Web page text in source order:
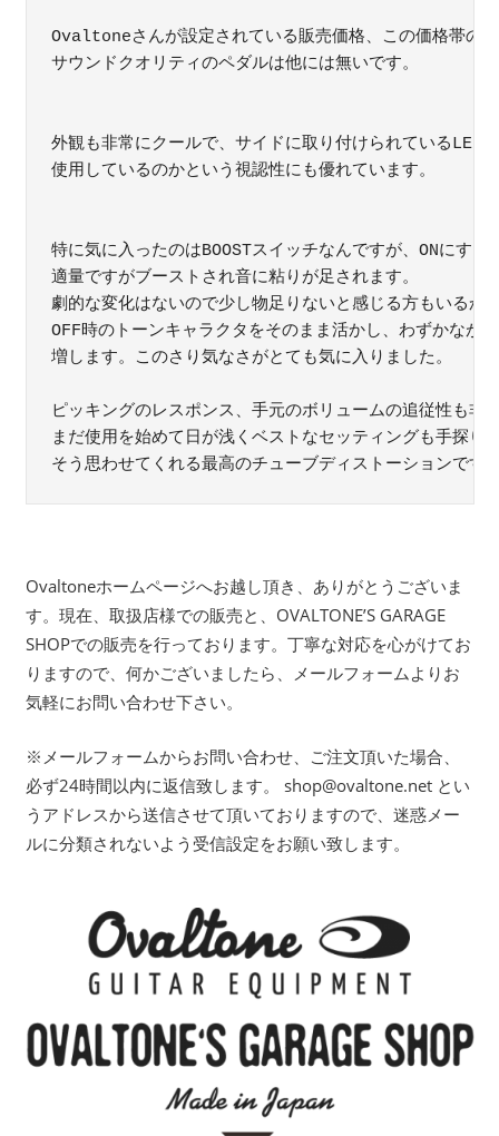
Ovaltoneさんが設定されている販売価格、この価格帯の
サウンドクオリティのペダルは他には無いです。
外観も非常にクールで、サイドに取り付けられているLED
使用しているのかという視認性にも優れています。
特に気に入ったのはBOOSTスイッチなんですが、ONにす
適量ですがブーストされ音に粘りが足されます。
劇的な変化はないので少し物足りないと感じる方もいるか
OFF時のトーンキャラクタをそのまま活かし、わずかなが
増します。このさり気なさがとても気に入りました。
ピッキングのレスポンス、手元のボリュームの追従性も非
まだ使用を始めて日が浅くベストなセッティングも手探り
Ovaltoneホームページへお越し頂き、ありがとうございま
す。現在、取扱店様での販売と、OVALTONE’S GARAGE
SHOPでの販売を行っております。丁寧な対応を心がけてお
りますので、何かございましたら、メールフォームよりお
気軽にお問い合わせ下さい。
※メールフォームからお問い合わせ、ご注文頂いた場合、
必ず24時間以内に返信致します。 shop@ovaltone.net とい
うアドレスから送信させて頂いておりますので、迷惑メー
ルに分類されないよう受信設定をお願い致します。